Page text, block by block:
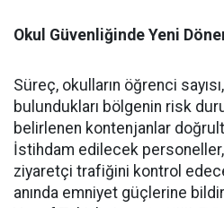
Okul Güvenliğinde Yeni
Süreç, okulların öğrenci
bulundukları bölgenin risk
belirlenen kontenjanlar
İstihdam edilecek personeller,
ziyaretçi trafiğini kontrol
anında emniyet güçlerine